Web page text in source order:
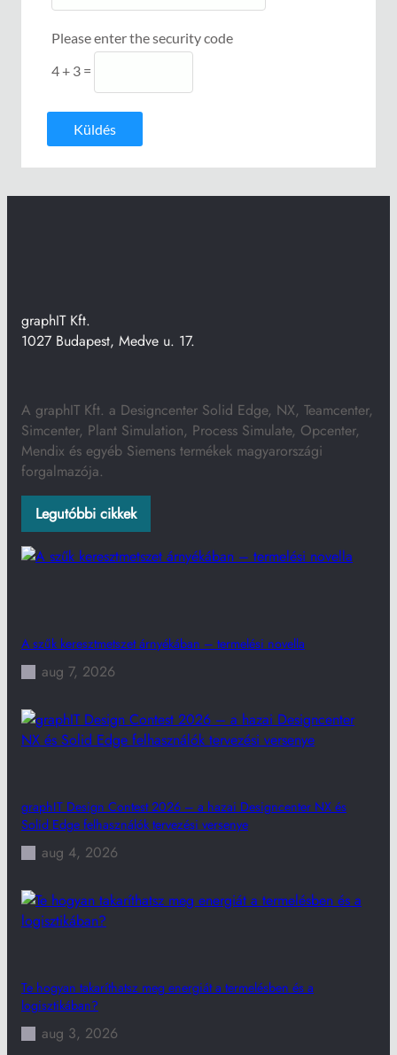
Please enter the security code
4 + 3 =
Küldés
graphIT Kft.
1027 Budapest, Medve u. 17.
A graphIT Kft. a Designcenter Solid Edge, NX, Teamcenter,
Simcenter, Plant Simulation, Process Simulate, Opcenter,
Mendix és egyéb Siemens termékek magyarországi
forgalmazója.
Legutóbbi cikkek
A szűk keresztmetszet árnyékában – termelési novella
aug 7, 2026
graphIT Design Contest 2026 – a hazai Designcenter NX és
Solid Edge felhasználók tervezési versenye
aug 4, 2026
Te hogyan takaríthatsz meg energiát a termelésben és a
logisztikában?
aug 3, 2026